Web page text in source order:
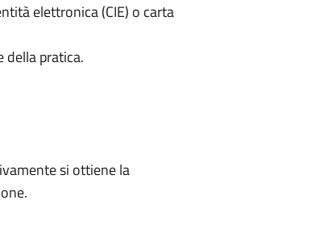
elettronica (CIE) o carta
pratica.
si ottiene la